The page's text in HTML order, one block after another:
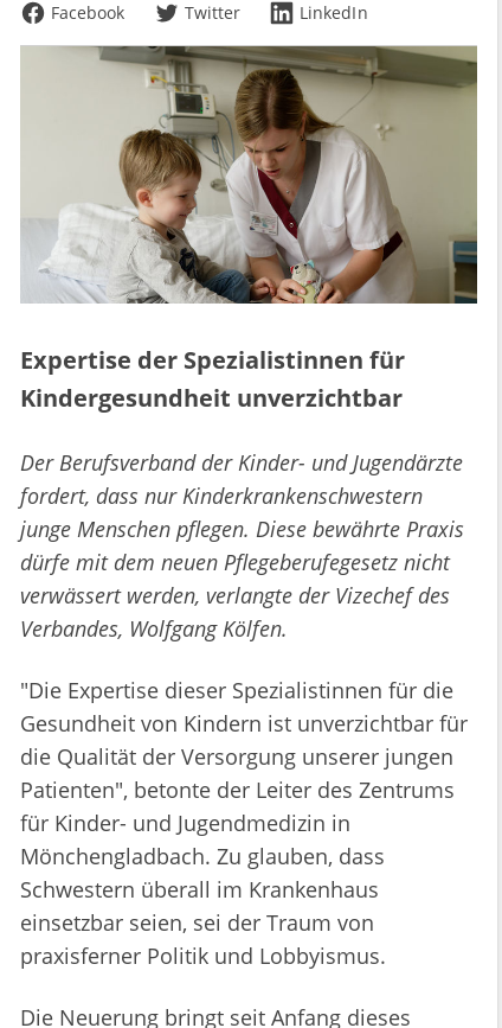
Facebook
Twitter LinkedIn
Expertise der Spezialistinnen für
Kindergesundheit unverzichtbar
Der Berufsverband der Kinder- und Jugendärzte
fordert, dass nur Kinderkrankenschwestern
junge Menschen pflegen. Diese bewährte Praxis
dürfe mit dem neuen Pflegeberufegesetz nicht
verwässert werden, verlangte der Vizechef des
Verbandes, Wolfgang Kölfen.
"Die Expertise dieser Spezialistinnen für die
Gesundheit von Kindern ist unverzichtbar für
die Qualität der Versorgung unserer jungen
Patienten", betonte der Leiter des Zentrums
für Kinder- und Jugendmedizin in
Mönchengladbach. Zu glauben, dass
Schwestern überall im Krankenhaus
einsetzbar seien, sei der Traum von
praxisferner Politik und Lobbyismus.
Die Neuerung bringt seit Anfang dieses